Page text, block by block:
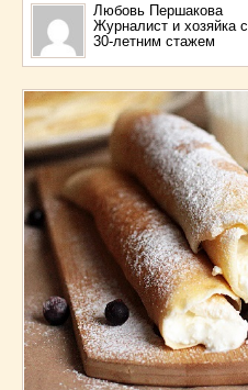
Китайская кухня
(15)
Лучшие
(9)
Макароны(18)
Мексиканская кухня(9)
Мясные блюда(119)
Напитки(4)
Немецкая кухня(10)
Необычные(49)
Низкокалорийные(33)
Новогодние
(57)
Новости(54)
О жизни(25)
Овощи (98)
Пасхальные(17)
Любовь Першакова
Журналист и хозяйка с
30-летним стажем